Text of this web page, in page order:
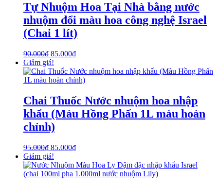
Tự Nhuộm Hoa Tại Nhà bằng nước
nhuộm đổi màu hoa công nghệ Israel
(Chai 1 lít)
90.000₫ 85.000₫
Giảm giá!
Chai Thuốc Nước nhuộm hoa nhập
khẩu (Màu Hồng Phấn 1L màu hoàn
chỉnh)
95.000₫ 85.000₫
Giảm giá!